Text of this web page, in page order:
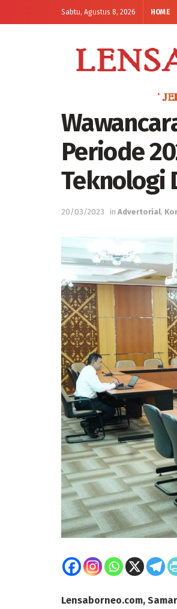
Sabtu, Agustus 8, 2026 HOME
Periode
Teknologi
20/03/2023 in Advertorial,
Lensaborneo.com,